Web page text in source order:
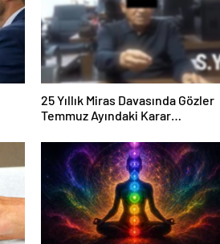
25 Yıllık Miras Davasında Gözler
Temmuz Ayındaki Karar